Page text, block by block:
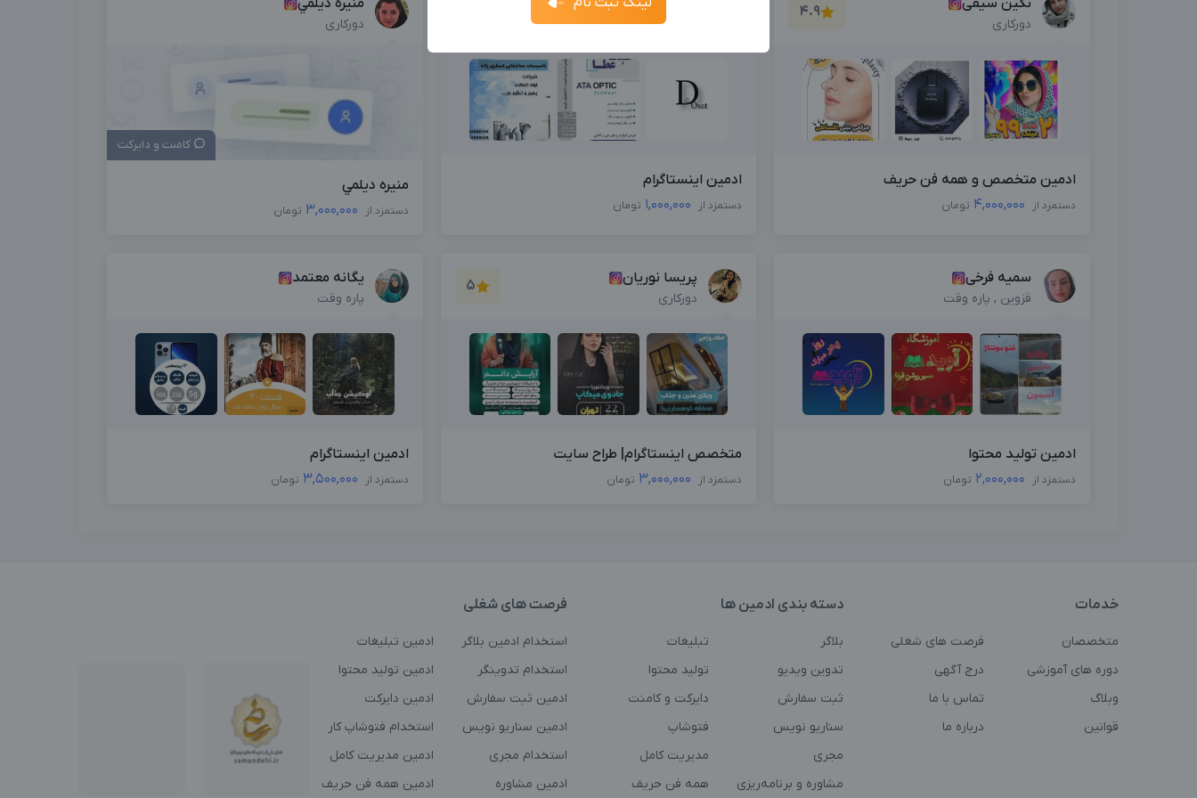
نگین سیفی
دورکاری
4.9
ادمین متخصص و همه فن حریف
دستمزد از 4,000,000 تومان
فرناز امیری
دورکاری
ادمین اینستاگرام
دستمزد از 1,000,000 تومان
منيره ديلمي
دورکاری
کامنت و دایرکت
منيره ديلمي
دستمزد از 3,000,000 تومان
سمیه فرخی
قزوین , پاره وقت
ادمین تولید محتوا
دستمزد از 2,000,000 تومان
پریسا نوریان
دورکاری
5
متخصص اینستاگرام| طراح سایت
دستمزد از 3,000,000 تومان
یگانه معتمد
پاره وقت
ادمین اینستاگرام
دستمزد از 3,500,000 تومان
خدمات
متخصصان
فرصت های شغلی
دوره های آموزشی
درج آگهی
وبلاگ
تماس با ما
قوانین
درباره ما
دسته بندی ادمین ها
بلاگر
تبلیغات
تدوین ویدیو
تولید محتوا
ثبت سفارش
دایرکت و کامنت
سناریو نویس
فتوشاپ
مجری
مدیریت کامل
مشاوره و برنامه‌ریزی
همه فن حریف
فرصت های شغلی
استخدام ادمین بلاگر
ادمین تبلیغات
استخدام تدوینگر
ادمین تولید محتوا
ادمین ثبت سفارش
ادمین دایرکت
ادمین سناریو نویس
استخدام فتوشاپ کار
استخدام مجری
ادمین مدیریت کامل
ادمین مشاوره
ادمین همه فن حریف
آگهی استخدام ادمین
بزرگترین پیج ادمینی بزرگترین کانال ادمینی